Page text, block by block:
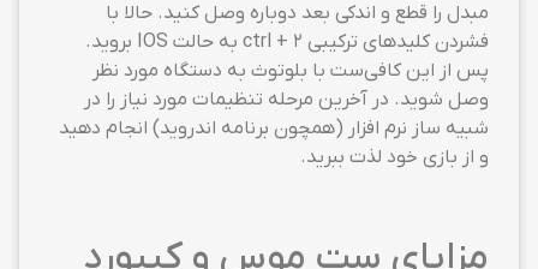
مبدل را قطع و اندکی بعد دوباره وصل کنید. حالا با
فشردن کلیدهای ترکیبی ctrl + 2 به حالت IOS بروید.
پس از این کافی‌ست با بلوتوث به دستگاه مورد نظر
وصل شوید. در آخرین مرحله تنظیمات مورد نیاز را در
شبیه ساز نرم افزار (همچون برنامه اندروید) انجام دهید
و از بازی خود لذت ببرید.
مزایای ست موس و کیبورد